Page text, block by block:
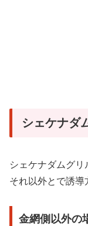
シェケナダ
シェケナダムグ
それ以外とで誘導
金網側以外の